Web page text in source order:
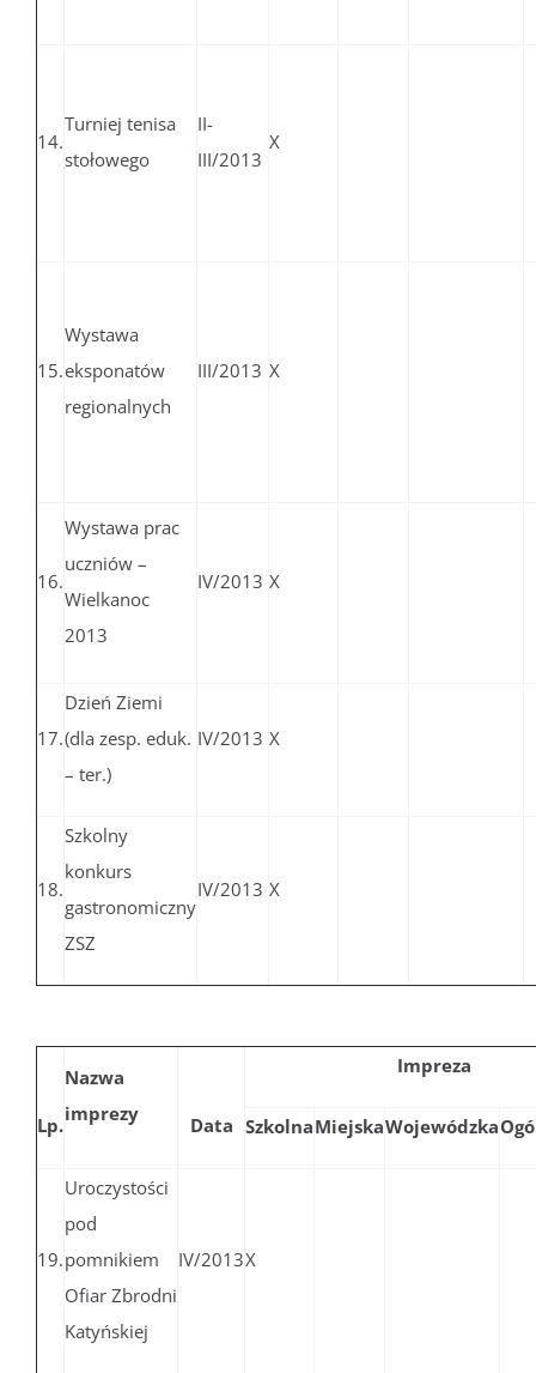
14.
Turniej tenisa
stołowego
II-
III/2013
X
15.
Wystawa
eksponatów
regionalnych
III/2013 X
16.
Wystawa prac
uczniów –
Wielkanoc
2013
IV/2013 X
17.
Dzień Ziemi
(dla zesp. eduk.
– ter.)
IV/2013 X
18.
Szkolny
konkurs
gastronomiczny
ZSZ
IV/2013 X
Lp.
Nazwa
imprezy
Data
Impreza
SzkolnaMiejskaWojewódzka
19.
Uroczystości
pod
pomnikiem
Ofiar Zbrodni
Katyńskiej
IV/2013X